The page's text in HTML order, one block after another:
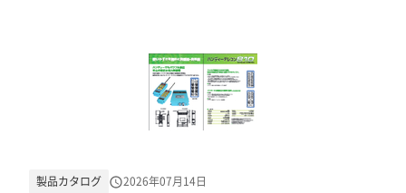
製品カタログ 2026年07月14日